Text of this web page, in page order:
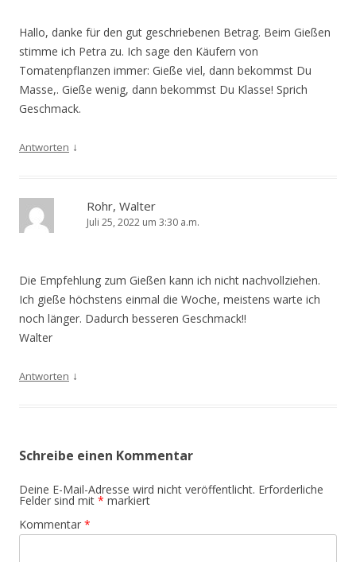
Hallo, danke für den gut geschriebenen Betrag. Beim Gießen
stimme ich Petra zu. Ich sage den Käufern von
Tomatenpflanzen immer: Gieße viel, dann bekommst Du
Masse,. Gieße wenig, dann bekommst Du Klasse! Sprich
Geschmack.
Antworten ↓
Rohr, Walter
Juli 25, 2022 um 3:30 a.m.
Die Empfehlung zum Gießen kann ich nicht nachvollziehen.
Ich gieße höchstens einmal die Woche, meistens warte ich
noch länger. Dadurch besseren Geschmack!!
Walter
Antworten ↓
Schreibe einen Kommentar
Deine E-Mail-Adresse wird nicht veröffentlicht. Erforderliche
Felder sind mit * markiert
Kommentar *